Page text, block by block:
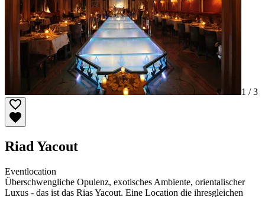
1 /3
Riad Yacout
Eventlocation
Überschwengliche Opulenz, exotisches Ambiente, orientalischer
Luxus - das ist das Rias Yacout. Eine Location die ihresgleichen